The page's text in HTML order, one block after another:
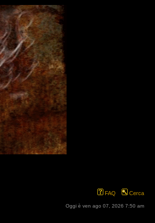
FAQ Cerca
Oggi è ven ago 07, 2026 7:50 am